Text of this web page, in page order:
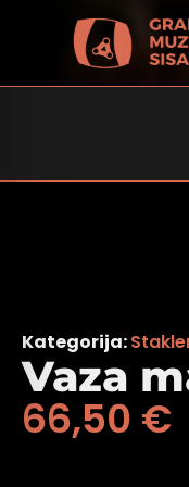
Kategorija:
Vaza
66,50 €
za osobe sa